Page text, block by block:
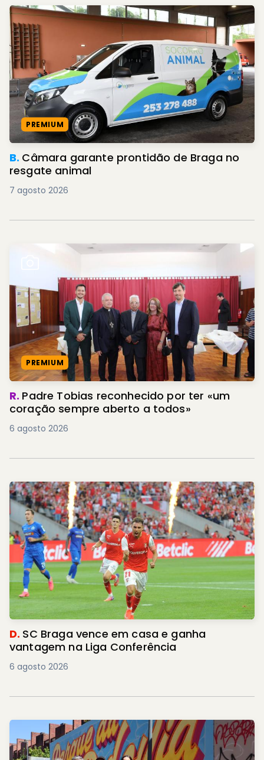
PREMIUM
B. Câmara garante prontidão de Braga no
resgate animal
7 agosto 2026
PREMIUM
R. Padre Tobias reconhecido por ter «um
coração sempre aberto a todos»
6 agosto 2026
D. SC Braga vence em casa e ganha
vantagem na Liga Conferência
6 agosto 2026